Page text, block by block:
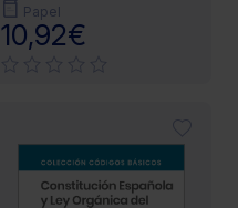
Papel
10,92€